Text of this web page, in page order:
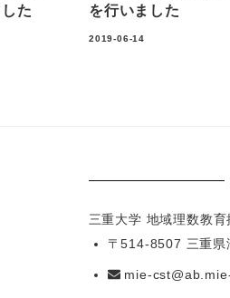
た
を行いました
2019-06-14
三重大学 地域理数教育
〒514-8507 三重県
mie-